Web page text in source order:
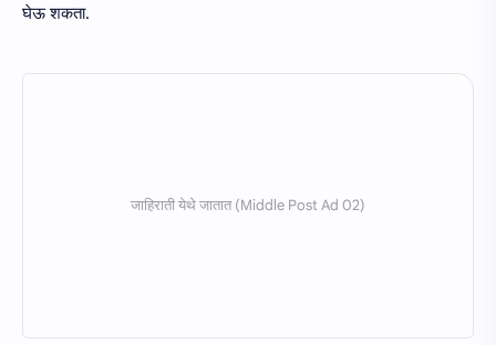
घेऊ शकता.